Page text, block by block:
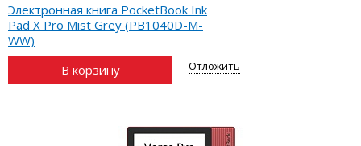
Электронная книга PocketBook Ink
Pad X Pro Mist Grey (PB1040D-M-
WW)
В корзину
Отложить